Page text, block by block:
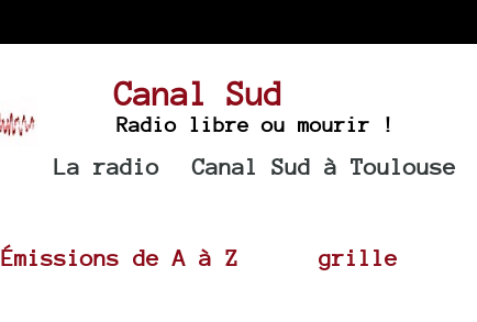
Canal Sud
Radio libre ou mourir !
La radio Canal Sud à Toulouse
Émissions de A à Z grille